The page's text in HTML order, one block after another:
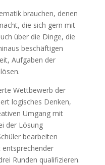
brauchen, denen
die sich gern mit
über die Dinge, die
beschäftigen
Aufgaben der
Wettbewerb der
logisches Denken,
Umgang mit
der Lösung
bearbeiten
Runden qualifizieren.